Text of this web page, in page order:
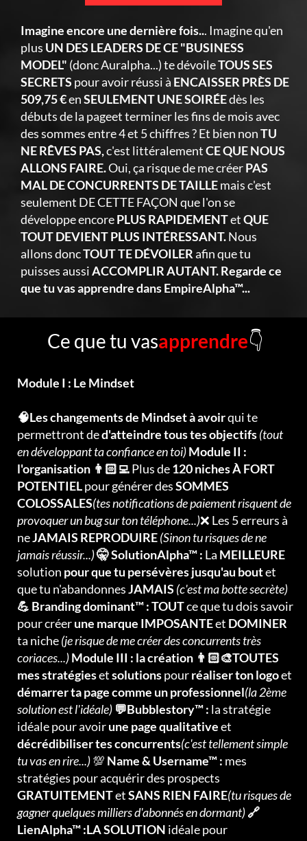
Imagine encore une dernière fois... Imagine qu'en
plus UN DES LEADERS DE CE "BUSINESS
MODEL" (donc Auralpha...) te dévoileTOUS SES
SECRETS pour avoir réussi à ENCAISSER PRÈS DE
509,75 €enSEULEMENT UNE SOIRÉEdès les
débuts de la pageet terminer les fins de mois avec
des sommes entre 4 et 5 chiffres ? Et bien nonTU
NE RÊVES PAS,c'est littéralementCE QUE NOUS
ALLONS FAIRE.Oui, ça risque de me créerPAS
MAL DE CONCURRENTS DE TAILLEmais c'est
seulement DE CETTE FAÇON que l'on se
développe encorePLUS RAPIDEMENTetQUE
TOUT DEVIENT PLUS INTÉRESSANT.Nous
allons doncTOUT TE DÉVOILERafin que tu
puisses aussiACCOMPLIR AUTANT. Regarde ce
que tu vas apprendre dans EmpireAlpha™...
Ce que tu vasapprendre👇
Module I : Le Mindset
🧠Les changements de Mindset à avoirqui te
permettront ded'atteindre tous tes objectifs(tout
en développant ta confiance en toi)Module II :
l'organisation 👨🏻‍💻Plus de120 niches À FORT
POTENTIELpour générer desSOMMES
COLOSSALES(tes notifications de paiement risquent de
provoquer un bug sur ton téléphone...)❌ Les 5 erreurs à
neJAMAIS REPRODUIRE(Sinon tu risques de ne
jamais réussir...)🤫 SolutionAlpha™ : La MEILLEURE
solution pour que tu persévères jusqu'au boutet
que tu n'abandonnesJAMAIS (c'est ma botte secrète)
💪 Branding dominant™ : TOUTce que tu dois savoir
pour créerune marque IMPOSANTEet DOMINER
ta niche(je risque de me créer des concurrents très
coriaces...)Module III : la création 👨🏻‍🎨TOUTES
mes stratégiesetsolutionspourréaliser ton logoet
démarrer ta page comme un professionnel(la 2ème
solution est l'idéale) 💬Bubblestory™ : la stratégie
idéale pour avoirune page qualitativeet
décrédibiliser tes concurrents(c'est tellement simple
tu vas en rire...)💯 Name & Username™ : mes
stratégies pour acquérir des prospects
GRATUITEMENTetSANS RIEN FAIRE(tu risques de
gagner quelques milliers d'abonnés en dormant)🔗
LienAlpha™ :LA SOLUTION idéale pour